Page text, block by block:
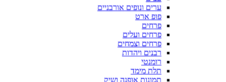
ערים ונופים אורבניים
פופ ארט
פרחים
פרחים ועלים
פרחים וצמחים
רבנים ויהדות
רומנטי
תלת מימד
תמונות אופנה ושיק